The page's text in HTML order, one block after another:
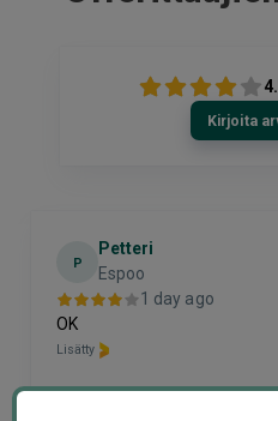
Kirjoita
P
Petteri
Espoo
1 day ago
OK
Lisätty